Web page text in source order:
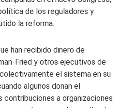
de los reguladores y
la reforma.
han recibido dinero de
Fried y otros ejecutivos de
colectivamente el sistema en su
algunos donan el
contribuciones a organizaciones